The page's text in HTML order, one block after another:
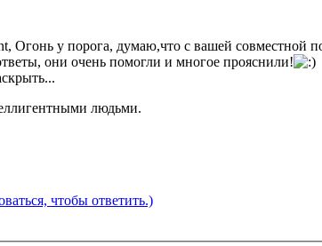
Огонь у порога, думаю,что с вашей совместной
они очень помогли и многое прояснили!
людьми.
чтобы ответить.)